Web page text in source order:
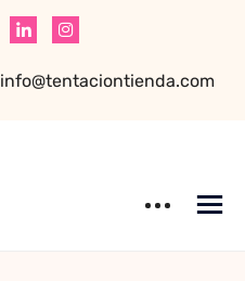
info@tentaciontienda.com